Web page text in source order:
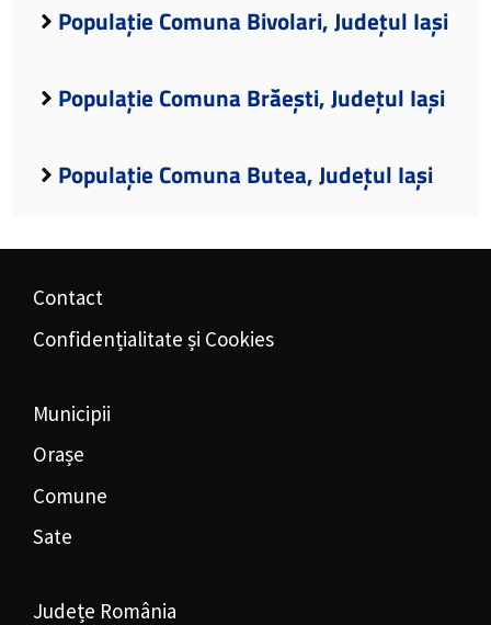
Populație Comuna Bivolari, Județul Iași
Populație Comuna Brăești, Județul Iași
Populație Comuna Butea, Județul Iași
Contact
Confidențialitate și Cookies
Municipii
Orașe
Comune
Sate
Județe România